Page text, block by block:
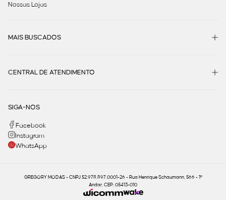
Nossas Lojas
MAIS BUSCADOS
CENTRAL DE ATENDIMENTO
SIGA-NOS
Facebook
Instagram
WhatsApp
GREGORY MODAS - CNPJ 52.978.897.0001-26 - Rua Henrique Schaumann, 566 - 1º
Andar, CEP: 05413-010